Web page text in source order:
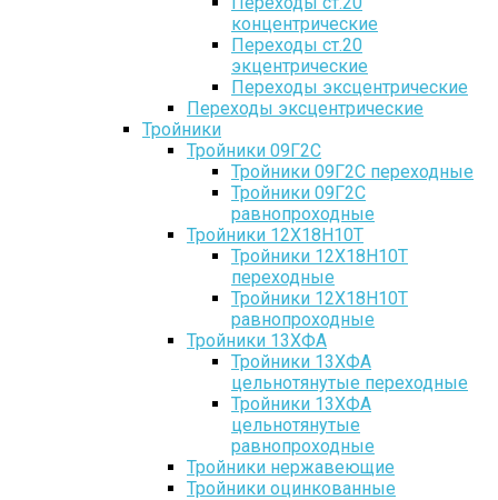
концентрические
Переходы ст.20
экцентрические
Переходы эксцентрические
Переходы эксцентрические
Тройники
Тройники 09Г2С
Тройники 09Г2С переходные
Тройники 09Г2С
равнопроходные
Тройники 12Х18Н10Т
Тройники 12Х18Н10Т
переходные
Тройники 12Х18Н10Т
равнопроходные
Тройники 13ХФА
Тройники 13ХФА
цельнотянутые переходные
Тройники 13ХФА
цельнотянутые
равнопроходные
Тройники нержавеющие
Тройники оцинкованные